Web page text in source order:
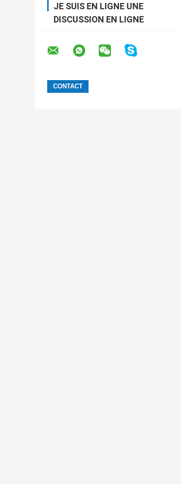
JE SUIS EN LIGNE UNE
DISCUSSION EN LIGNE